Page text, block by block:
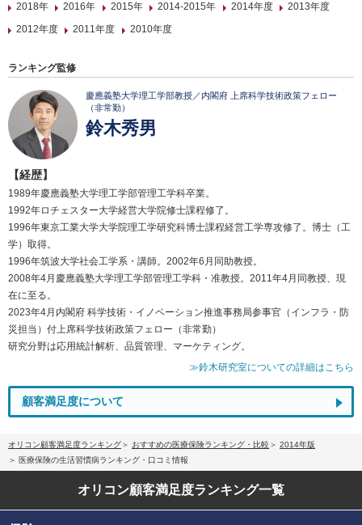
2018年
2016年 2015年 2014-2015年 2014年度
2013年度
2012年度
2011年度 2010年度
ランキング監修
慶應義塾大学理工学部教授／内閣府 上席科学技術政策フェロー
（非常勤）
鈴木秀男
【経歴】
1989年慶應義塾大学理工学部管理工学科卒業。
1992年ロチェスター大学経営大学院修士課程修了。
1996年東京工業大学大学院理工学研究科博士課程経営工学専攻修了。博士（工
学）取得。
1996年筑波大学社会工学系・講師。2002年6月同助教授。
2008年4月慶應義塾大学理工学部管理工学科・准教授。2011年4月同教授、現
在に至る。
2023年4月内閣府 科学技術・イノベーション推進事務局参事官（インフラ・防
災担当）付上席科学技術政策フェロー（非常勤）
研究分野は応用統計解析、品質管理、マーケティング。
≫鈴木研究室についての詳細はこちら
顧客満足度について
オリコン顧客満足度ランキング おすすめの医療保険ランキング・比較
2014年版
医療保険の生活習慣病ランキング・口コミ情報
オリコン顧客満足度ランキング一覧